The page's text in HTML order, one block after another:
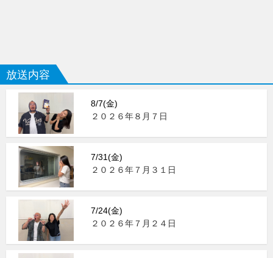
放送内容
8/7(金)
２０２６年８月７日
7/31(金)
２０２６年７月３１日
7/24(金)
２０２６年７月２４日